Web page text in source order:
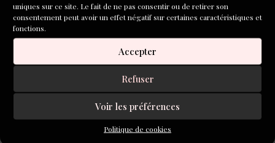
uniques sur ce site. Le fait de ne pas consentir ou de retirer son
consentement peut avoir un effet négatif sur certaines caractéristiques et
fonctions.
Accepter
Refuser
Voir les préférences
Politique de cookies
2026